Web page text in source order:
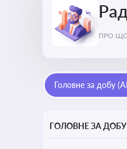
ПРО
Головне за добу
ГОЛОВНЕ ЗА ДОБУ